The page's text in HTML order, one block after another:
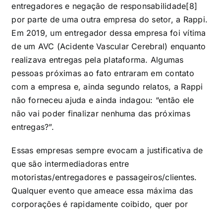
entregadores e negação de responsabilidade[8]
por parte de uma outra empresa do setor, a Rappi.
Em 2019, um entregador dessa empresa foi vítima
de um AVC (Acidente Vascular Cerebral) enquanto
realizava entregas pela plataforma. Algumas
pessoas próximas ao fato entraram em contato
com a empresa e, ainda segundo relatos, a Rappi
não forneceu ajuda e ainda indagou: “então ele
não vai poder finalizar nenhuma das próximas
entregas?”.
Essas empresas sempre evocam a justificativa de
que são intermediadoras entre
motoristas/entregadores e passageiros/clientes.
Qualquer evento que ameace essa máxima das
corporações é rapidamente coibido, quer por